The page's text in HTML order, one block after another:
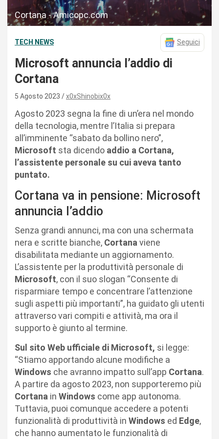
Cortana - Amicopc.com
TECH NEWS Seguici
Microsoft annuncia l’addio di
Cortana
5 Agosto 2023 x0xShinobix0x
Agosto 2023 segna la fine di un’era nel mondo
della tecnologia, mentre l’Italia si prepara
all’imminente “sabato da bollino nero”,
Microsoft sta dicendo addio a Cortana,
l’assistente personale su cui aveva tanto
puntato.
Cortana va in pensione: Microsoft
annuncia l’addio
Senza grandi annunci, ma con una schermata
nera e scritte bianche, Cortana viene
disabilitata mediante un aggiornamento.
L’assistente per la produttività personale di
Microsoft, con il suo slogan “Consente di
risparmiare tempo e concentrare l’attenzione
sugli aspetti più importanti”, ha guidato gli utenti
attraverso vari compiti e attività, ma ora il
supporto è giunto al termine.
Sul sito Web ufficiale di Microsoft, si legge:
“Stiamo apportando alcune modifiche a
Windows che avranno impatto sull’app Cortana.
A partire da agosto 2023, non supporteremo più
Cortana in Windows come app autonoma.
Tuttavia, puoi comunque accedere a potenti
funzionalità di produttività in Windows ed Edge,
che hanno aumentato le funzionalità di